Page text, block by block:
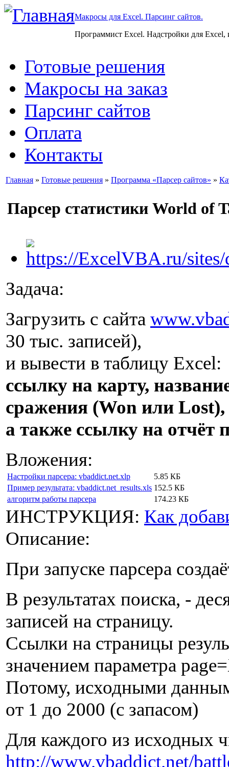
Макросы для Excel. Парсинг сайтов.
Программист Excel. Надстройки для Excel,
Готовые решения
Макросы на заказ
Парсинг сайтов
Оплата
Контакты
Главная » Готовые решения » Программа «Парсер сайтов» »
Парсер статистики World of
Задача:
Загрузить с сайта
30 тыс. записей),
и вывести в таблицу Excel:
ссылку на карту,
сражения (Won или Lost),
а также ссылку на отчёт
Вложения:
Настройки парсера: vbaddict.net.xlp
5.85 КБ
Пример результата: vbaddict.net_results.xls 152.5 КБ
алгоритм работы парсера
174.23 КБ
ИНСТРУКЦИЯ: Как
Описание:
При запуске парсера
В результатах поиска, -
записей на страницу.
Ссылки на страницы
значением параметра
Потому, исходными
от 1 до 2000 (с запасом)
Для каждого из исходных
http://www.vbaddict.net/